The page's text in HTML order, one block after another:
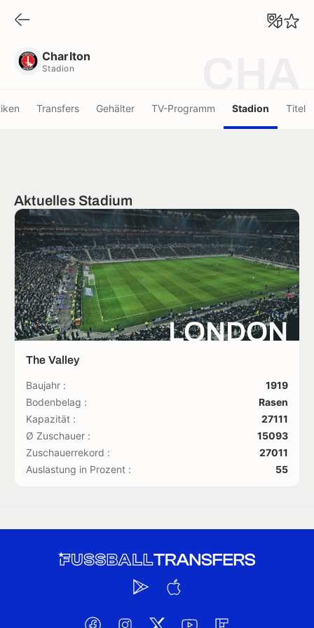
Charlton
Stadion
Transfers Gehälter TV-Programm Stadion Titel
Aktuelles Stadium
LONDON
The Valley
Baujahr :
1919
Bodenbelag :
Rasen
Kapazität :
27111
Ø Zuschauer :
15093
Zuschauerrekord :
27011
Auslastung in Prozent :
55